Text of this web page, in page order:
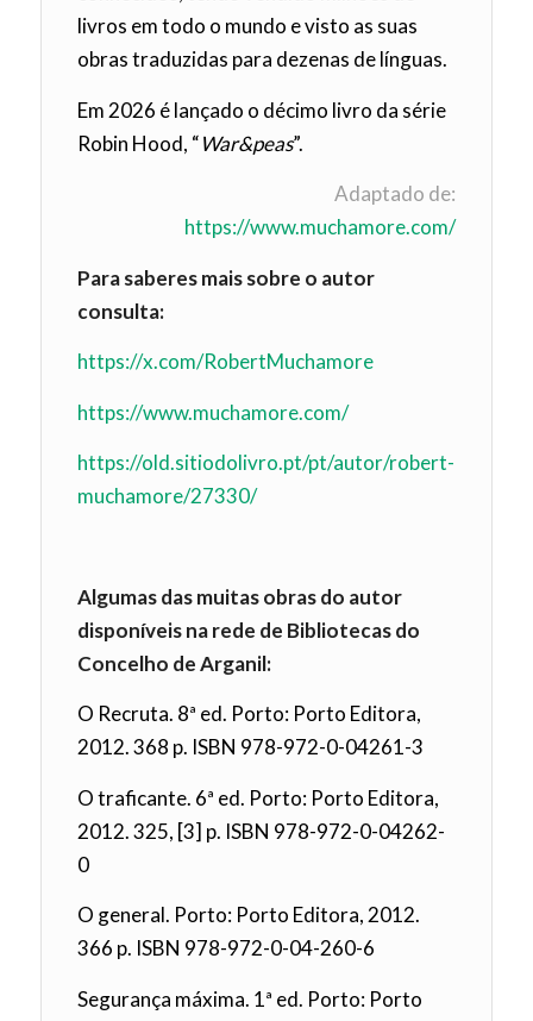
livros em todo o mundo e visto as suas
obras traduzidas para dezenas de línguas.
Em 2026 é lançado o décimo livro da série
Robin Hood, “War&peas”.
Adaptado de:
https://www.muchamore.com/
Para saberes mais sobre o autor
consulta:
https://x.com/RobertMuchamore
https://www.muchamore.com/
https://old.sitiodolivro.pt/pt/autor/robert-
muchamore/27330/
Algumas das muitas obras do autor
disponíveis na rede de Bibliotecas do
Concelho de Arganil:
O Recruta. 8ª ed. Porto: Porto Editora,
2012. 368 p. ISBN 978-972-0-04261-3
O traficante. 6ª ed. Porto: Porto Editora,
2012. 325, [3] p. ISBN 978-972-0-04262-
0
O general. Porto: Porto Editora, 2012.
366 p. ISBN 978-972-0-04-260-6
Segurança máxima. 1ª ed. Porto: Porto